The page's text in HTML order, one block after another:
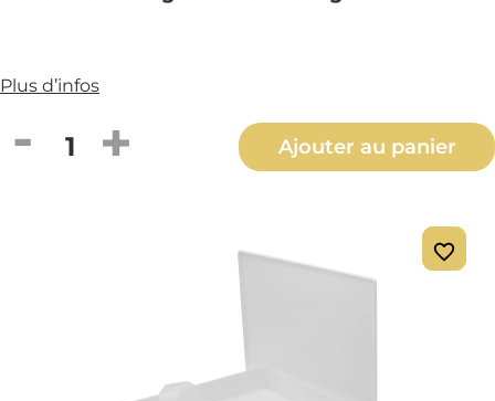
Plus d’infos
Quantité de produit : Entrez la
Ajouter au panier